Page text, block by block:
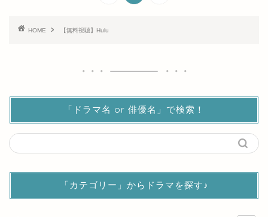
HOME 【無料視聴】Hulu
「ドラマ名 or 俳優名」で検索！
「カテゴリー」からドラマを探す♪